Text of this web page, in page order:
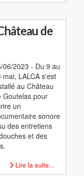
de
06/2023 - Du 9 au
mai, LALCA s'est
au Château
Goutelas pour
un
sonore
des entretiens
et des
Lire la suite...